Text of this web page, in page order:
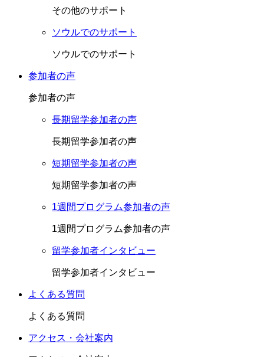
その他のサポート
ソウルでのサポート
ソウルでのサポート
参加者の声
参加者の声
長期留学参加者の声
長期留学参加者の声
短期留学参加者の声
短期留学参加者の声
1週間プログラム参加者の声
1週間プログラム参加者の声
留学参加者インタビュー
留学参加者インタビュー
よくある質問
よくある質問
アクセス・会社案内